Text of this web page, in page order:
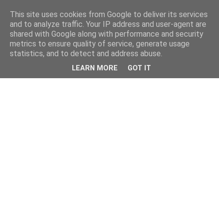
This site uses cookies from Google to deliver its services
and to analyze traffic. Your IP address and user-agent are
shared with Google along with performance and security
metrics to ensure quality of service, generate usage
statistics, and to detect and address abuse.
LEARN MORE GOT IT